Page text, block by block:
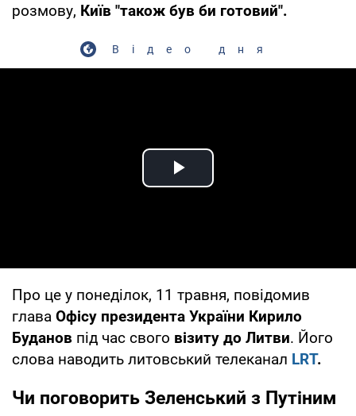
розмову, Київ "також був би готовий".
Відео дня
Play Video
Про це у понеділок, 11 травня, повідомив
глава Офісу президента України Кирило
Буданов під час свого візиту до Литви. Його
слова наводить литовський телеканал LRT.
Чи поговорить Зеленський з Путіним